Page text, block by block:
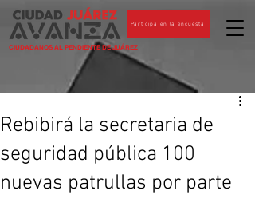
CIUDADANOS AL PENDIENTE DE JUÁREZ
Participa en la encuesta
Rebibirá la secretaria de
seguridad pública 100
nuevas patrullas por parte